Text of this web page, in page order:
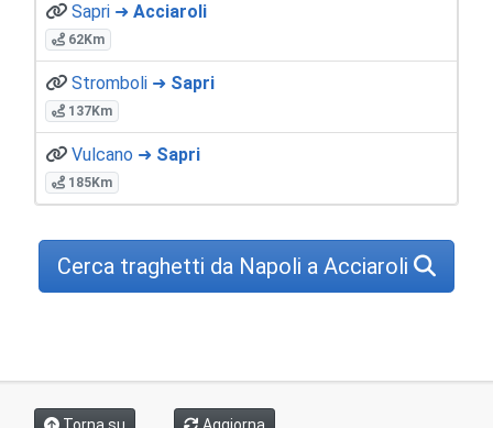
Sapri ➜ Acciaroli
62Km
Stromboli ➜ Sapri
137Km
Vulcano ➜ Sapri
185Km
Cerca traghetti da Napoli a Acciaroli